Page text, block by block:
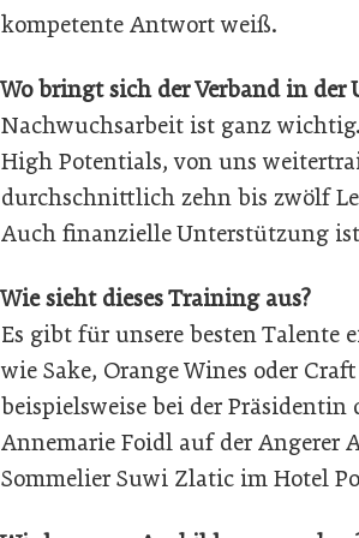
kompetente Antwort weiß.
Wo bringt sich der Verband in
Nachwuchsarbeit ist ganz
High Potentials, von uns
durchschnittlich zehn bis zwölf
Auch finanzielle Unterstützung
Wie sieht dieses Training aus?
Es gibt für unsere besten Talente
wie Sake, Orange Wines oder
beispielsweise bei der Präsidentin
Annemarie Foidl auf der Angerer
Sommelier Suwi Zlatic im Hotel